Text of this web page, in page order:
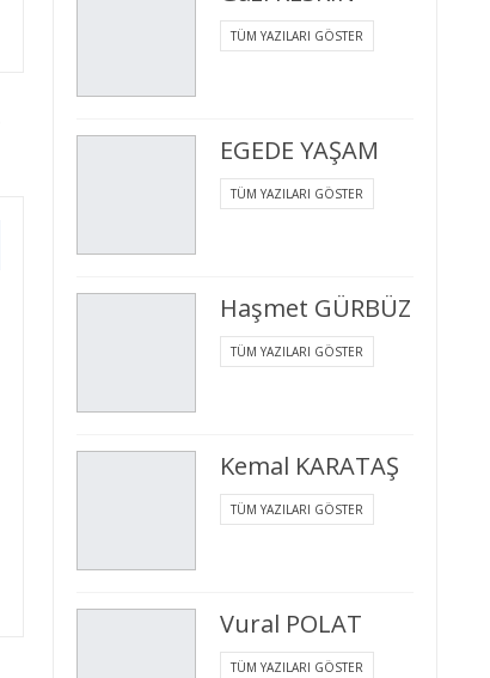
TÜM YAZILARI GÖSTER
EGEDE YAŞAM
TÜM YAZILARI GÖSTER
Haşmet GÜRBÜZ
TÜM YAZILARI GÖSTER
Kemal KARATAŞ
TÜM YAZILARI GÖSTER
Vural POLAT
TÜM YAZILARI GÖSTER